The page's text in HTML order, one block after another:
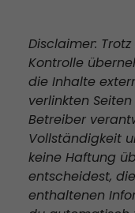
Disclaimer:
Kontrolle
die Inhalte
verlinkten
Betreiber
Vollständigkeit
keine Haftung
entscheidest,
enthaltenen